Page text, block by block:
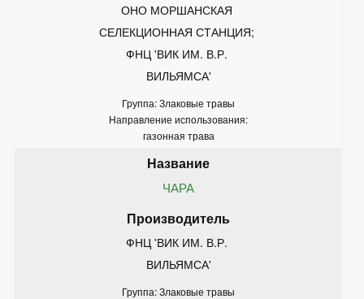
ОНО МОРШАНСКАЯ
СЕЛЕКЦИОННАЯ СТАНЦИЯ;
ФНЦ 'ВИК ИМ. В.Р.
ВИЛЬЯМСА'
Группа: Злаковые травы
Направление использования:
газонная трава
ЧАРА
ФНЦ 'ВИК ИМ. В.Р.
ВИЛЬЯМСА'
Группа: Злаковые травы